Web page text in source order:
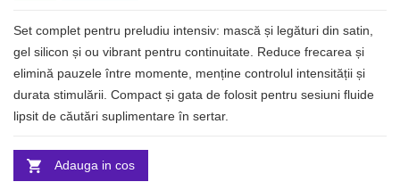
Set complet pentru preludiu intensiv: mască și legături din satin,
gel silicon și ou vibrant pentru continuitate. Reduce frecarea și
elimină pauzele între momente, menține controlul intensității și
durata stimulării. Compact și gata de folosit pentru sesiuni fluide
lipsit de căutări suplimentare în sertar.
Adauga in cos